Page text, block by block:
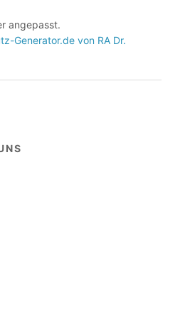
angepasst.
Generator.de von RA Dr.